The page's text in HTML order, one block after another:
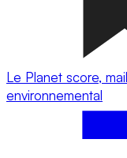
Le Planet score,
environnemental